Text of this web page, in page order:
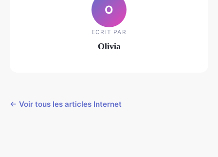
O
ECRIT PAR
Olivia
← Voir tous les articles Internet